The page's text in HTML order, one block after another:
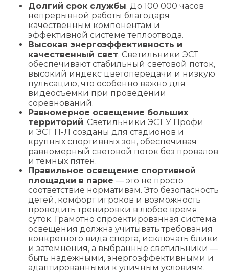
Долгий срок службы. До 100 000 часов
непрерывной работы благодаря
качественным компонентам и
эффективной системе теплоотвода.
Высокая энергоэффективность и
качественный свет. Светильники ЭСТ
обеспечивают стабильный световой поток,
высокий индекс цветопередачи и низкую
пульсацию, что особенно важно для
видеосъёмки при проведении
соревнований.
Равномерное освещение больших
территорий. Светильники ЭСТ У Профи
и ЭСТ П-Л созданы для стадионов и
крупных спортивных зон, обеспечивая
равномерный световой поток без провалов
и тёмных пятен.
Правильное освещение спортивной
площадки в парке — это не просто
соответствие нормативам. Это безопасность
детей, комфорт игроков и возможность
проводить тренировки в любое время
суток. Грамотно спроектированная система
освещения должна учитывать требования
конкретного вида спорта, исключать блики
и затемнения, а выбранные светильники —
быть надёжными, энергоэффективными и
адаптированными к уличным условиям.